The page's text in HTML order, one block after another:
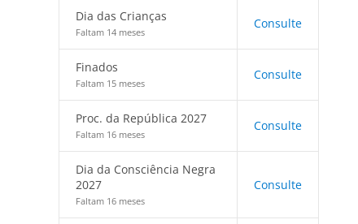
Dia das Crianças
Faltam 14 meses
Consulte
Finados
Faltam 15 meses
Consulte
Proc. da República 2027
Faltam 16 meses
Consulte
Dia da Consciência Negra
2027
Faltam 16 meses
Consulte